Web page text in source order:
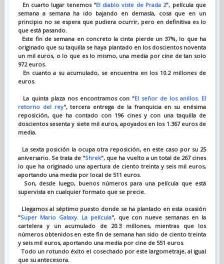
En cuarto lugar tenemos "El diablo viste de Prada 2", película que
semana a semana ha ido bajando en demasía, cosa que en un
principio no se espera que pudiera ocurrir, pero en definitiva es lo
que está pasando.
Este fin de semana en concreto la cinta pierde un 37%, lo que ha
originado que su taquilla se haya plantado en los doscientos noventa
un mil euros, o lo que es lo mismo, una media por cine de tan solo
972 euros.
En cuanto a su acumulado, se encuentra en los 10.2 millones de
euros.
La quinta plaza nos encontramos con "El señor de los anillos. El
retorno del rey", tercera entrega de la franquicia en su enésima
reposición, que ha contado con 196 cines y con una taquilla de
doscientos sesenta y siete mil euros, apoyados en los 1.367 euros de
media.
La sexta posición la ocupa otra reposición, en este caso por su 25
aniversario. Se trata de "Shrek", que ha vuelto a un total de 267 cines
lo que ha originado una apertura de ciento treinta y seis mil euros,
aportando una media por local de 511 euros.
Son, desde luego, buenos números para una película que está
supervista en cualquier formato que se precie.
Llegamos al séptimo puesto donde se ha plantado en esta ocasión
"Super Mario Galaxy. La película", que con nueve semanas en la
cartelera y un acumulado de 20.3 millones, mientras que los
números obtenidos en este fin de semana han sido de ciento treinta
y seis mil euros, aportando una media por cine de 551 euros.
Todo un rotundo éxito el cosechado por este largometraje, al igual
que su antecesora.